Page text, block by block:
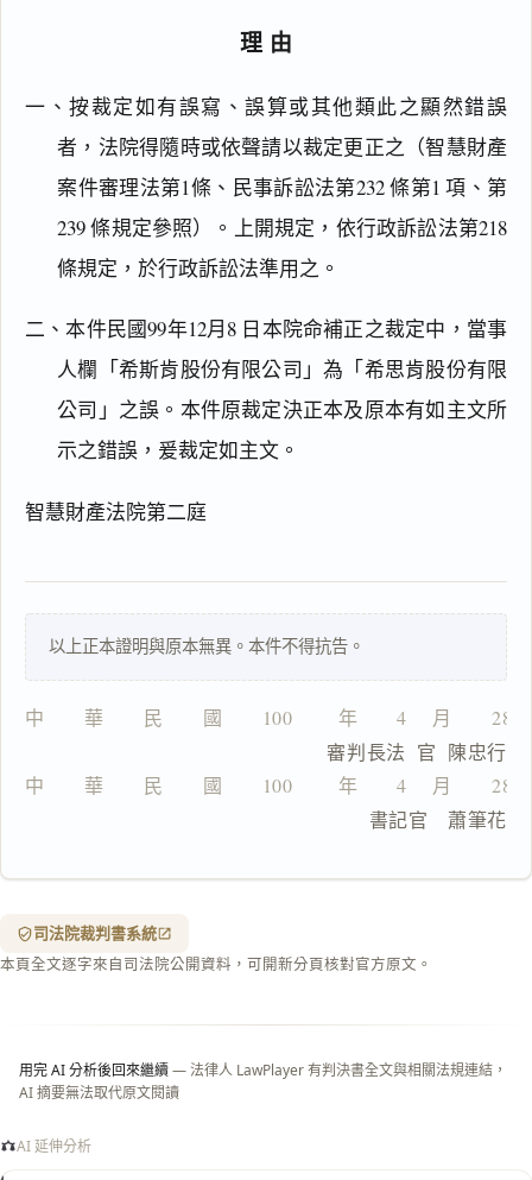
理由
一、按裁定如有誤寫、誤算或其他類此之顯然錯誤
者，法院得隨時或依聲請以裁定更正之（智慧財產
案件審理法第1條、民事訴訟法第232 條第1 項、第
239 條規定參照）。上開規定，依行政訴訟法第218
條規定，於行政訴訟法準用之。
二、本件民國99年12月8 日本院命補正之裁定中，當事
人欄「希斯肯股份有限公司」為「希思肯股份有限
公司」之誤。本件原裁定決正本及原本有如主文所
示之錯誤，爰裁定如主文。
智慧財產法院第二庭
以上正本證明與原本無異。本件不得抗告。
中　　華　　民　　國　　100 　　年　　4 　月　　28
                          審判長法  官  陳忠行
中　　華　　民　　國　　100 　　年　　4 　月　　28
                                書記官　蕭筆花
司法院裁判書系統
本頁全文逐字來自司法院公開資料，可開新分頁核對官方原文。
用完 AI 分析後回來繼續— 法律人 LawPlayer 有判決書全文與相關法規連結，
AI 摘要無法取代原文閱讀
AI 延伸分析
搜尋
文
理
複
複製給 AI
匯出 PDF
精美列印